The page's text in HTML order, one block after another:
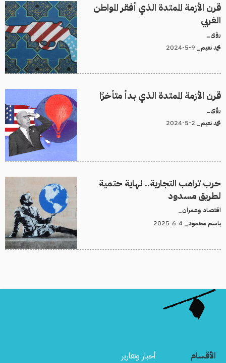
قرن الأزمة الممتدة الذي أفقر المواطن
الغربي
رؤى_
محمد نعيم_
قرن الأزمة الممتدة الذي بدأ متأخرًا
رؤى_
محمد نعيم_
حرب ترامب التجارية.. نهاية حتمية
لطريق مسدود
اقتصاد وعمران_
باسم محمود_
الأقسام
أخبار وتقارير